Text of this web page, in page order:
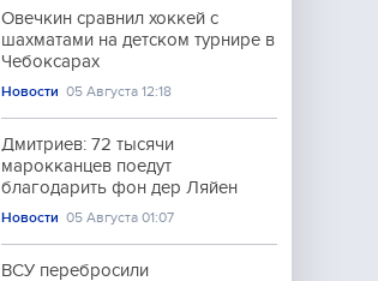
Овечкин сравнил хоккей с
шахматами на детском турнире в
Чебоксарах
Новости 05 Августа 12:18
Дмитриев: 72 тысячи
марокканцев поедут
благодарить фон дер Ляйен
Новости 05 Августа 01:07
ВСУ перебросили